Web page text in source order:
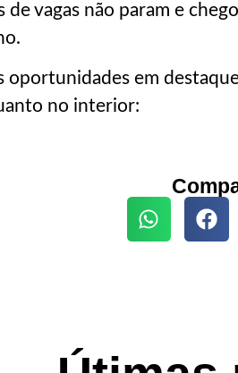
de vagas não param e
oportunidades em
no interior: